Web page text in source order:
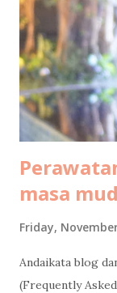
was already
continued the
traffic jam at all.
was some kind
Lagoi area, it is
masa
Friday,
Andaikata blog
(Frequently